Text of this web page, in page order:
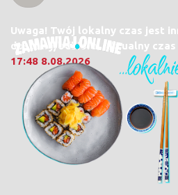
Uwaga! Twój lokalny czas jest
dostawy/odbioru. Aktualny czas
17:48 8.08.2026